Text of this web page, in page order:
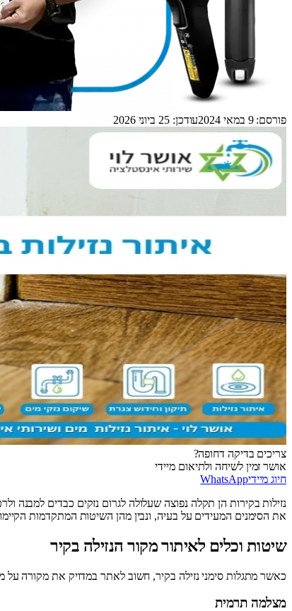
פורסם:9 במאי 2024 עודכן:25 ביוני 2026
צריכים בדיקה דחופה?
אושר זמין לשיחה ולתיאום מיידי
חיוג מיידיWhatsApp
נזילות בקירות הן תקלה נפוצה שעלולה לגרום נזקים כבדים למבנה
את הסימנים המעידים על בעיה, ונבין מהן השיטות המתקדמות
שיטות וכלים לאיתור מקור הנזילה בקיר
כאשר מתגלות סימני נזילה בקיר, חשוב לאתר במדויק את מקורה על
מצלמה תרמית